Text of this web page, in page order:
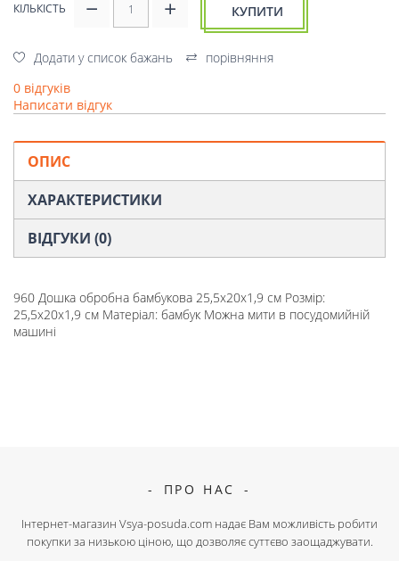
КІЛЬКІСТЬ КУПИТИ
Додати у список бажань
порівняння
0 відгуків
Написати відгук
ОПИС
ХАРАКТЕРИСТИКИ
ВІДГУКИ (0)
960 Дошка обробна бамбукова 25,5х20х1,9 см Розмір:
25,5х20х1,9 см Матеріал: бамбук Можна мити в посудомийній
машині
ПРО НАС
Інтернет-магазин Vsya-posuda.com надає Вам можливість робити
покупки за низькою ціною, що дозволяє суттєво заощаджувати.